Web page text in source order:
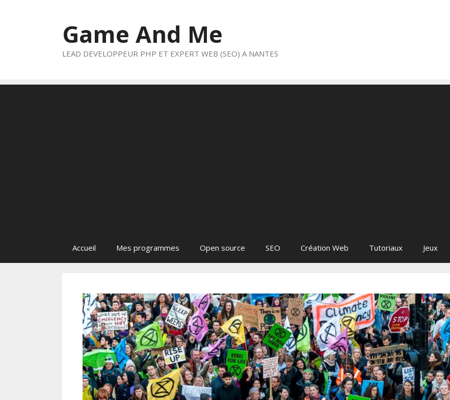
Game And Me
LEAD DEVELOPPEUR PHP ET EXPERT WEB (SEO) A NANTES
Accueil Mes programmes Open source SEO Création Web Tutoriaux Jeux